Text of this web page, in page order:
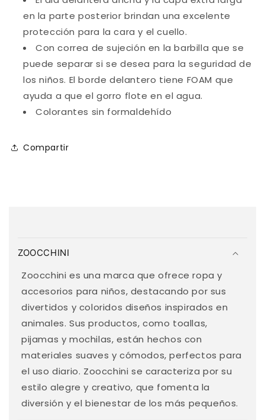
en la parte posterior brindan una excelente
protección para la cara y el cuello.
Con correa de sujeción en la barbilla que se
puede separar si se desea para la seguridad de
los niños. El borde delantero tiene FOAM que
ayuda a que el gorro flote en el agua.
Colorantes sin formaldehído
Compartir
n
e
n
d
o
d
e
s
ZOOCCHINI
Zoocchini es una marca que ofrece ropa y
accesorios para niños, destacando por sus
divertidos y coloridos diseños inspirados en
animales. Sus productos, como toallas,
pijamas y mochilas, están hechos con
materiales suaves y cómodos, perfectos para
el uso diario. Zoocchini se caracteriza por su
estilo alegre y creativo, que fomenta la
diversión y el bienestar de los más pequeños.